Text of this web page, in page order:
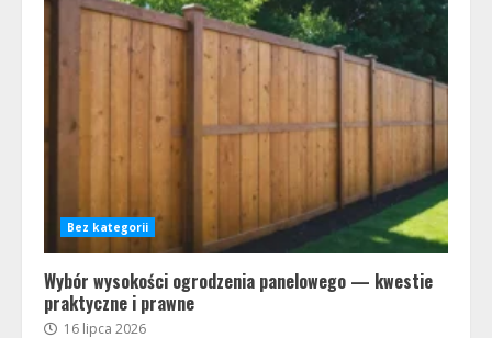
Bez kategorii
Wybór wysokości ogrodzenia panelowego — kwestie
praktyczne i prawne
16 lipca 2026